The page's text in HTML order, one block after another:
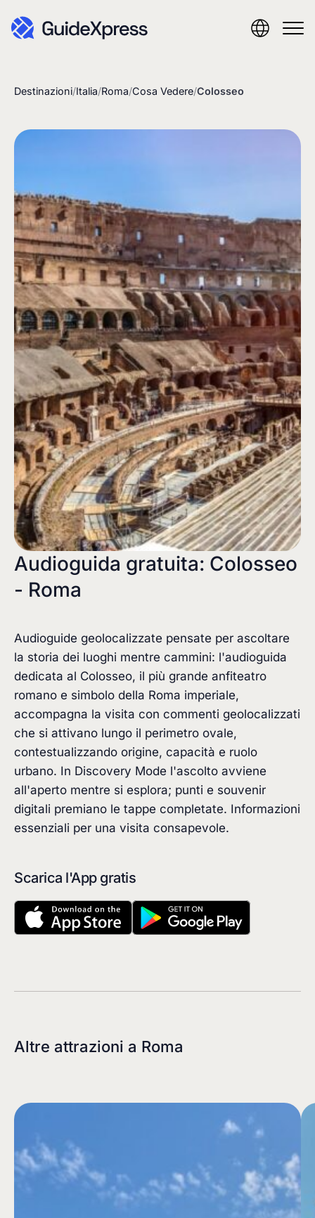
Destinazioni/Italia/Roma/Cosa Vedere/Colosseo
Audioguida gratuita: Colosseo
- Roma
Audioguide geolocalizzate pensate per ascoltare
la storia dei luoghi mentre cammini: l'audioguida
dedicata al Colosseo, il più grande anfiteatro
romano e simbolo della Roma imperiale,
accompagna la visita con commenti geolocalizzati
che si attivano lungo il perimetro ovale,
contestualizzando origine, capacità e ruolo
urbano. In Discovery Mode l'ascolto avviene
all'aperto mentre si esplora; punti e souvenir
digitali premiano le tappe completate. Informazioni
essenziali per una visita consapevole.
Scarica l'App gratis
Altre attrazioni a Roma